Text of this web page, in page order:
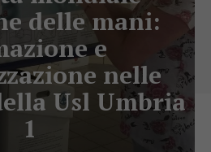
delle mani:
e
nelle
Usl Umbria
1